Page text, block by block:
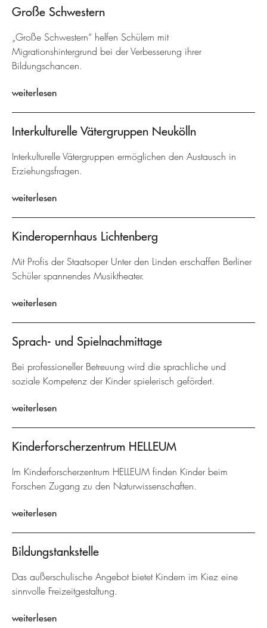
Große Schwestern
„Große Schwestern“ helfen Schülern mit
Migrationshintergrund bei der Verbesserung ihrer
Bildungschancen.
weiterlesen
Interkulturelle Vätergruppen Neukölln
Interkulturelle Vätergruppen ermöglichen den Austausch in
Erziehungsfragen.
weiterlesen
Kinderopernhaus Lichtenberg
Mit Profis der Staatsoper Unter den Linden erschaffen Berliner
Schüler spannendes Musiktheater.
weiterlesen
Sprach- und Spielnachmittage
Bei professioneller Betreuung wird die sprachliche und
soziale Kompetenz der Kinder spielerisch gefördert.
weiterlesen
Kinderforscherzentrum HELLEUM
Im Kinderforscherzentrum HELLEUM finden Kinder beim
Forschen Zugang zu den Naturwissenschaften.
weiterlesen
Bildungstankstelle
Das außerschulische Angebot bietet Kindern im Kiez eine
sinnvolle Freizeitgestaltung.
weiterlesen